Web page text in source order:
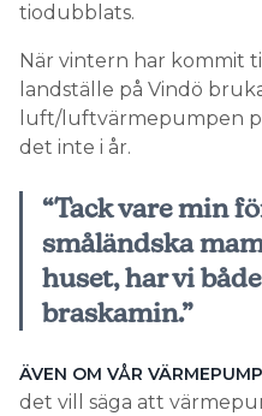
tiodubblats.
När vintern har kommit
landställe på Vindö
luft/luftvärmepumpen
det inte i år.
“Tack vare min
småländska
huset, har vi
braskamin.”
ÄVEN OM VÅR VÄRMEPUMP
det vill säga att